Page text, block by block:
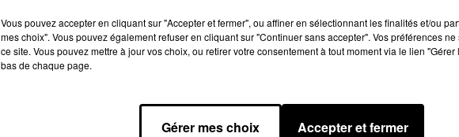
Vous pouvez accepter en cliquant sur "Accepter et fermer", ou affiner en sélectionnant les finalités et/ou
mes choix". Vous pouvez également refuser en cliquant sur "Continuer sans accepter". Vos préférences
ce site. Vous pouvez mettre à jour vos choix, ou retirer votre consentement à tout moment via le lien
bas de chaque page.
Gérer mes choix Accepter et fermer